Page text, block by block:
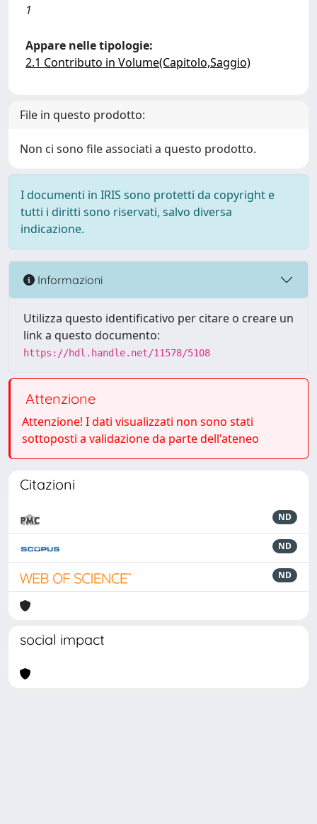
1
Appare nelle tipologie:
2.1 Contributo in Volume(Capitolo,Saggio)
File in questo prodotto:
Non ci sono file associati a questo prodotto.
I documenti in IRIS sono protetti da copyright e
tutti i diritti sono riservati, salvo diversa
indicazione.
Informazioni
Utilizza questo identificativo per citare o creare un
link a questo documento:
https://hdl.handle.net/11578/5108
Attenzione
Attenzione! I dati visualizzati non sono stati
sottoposti a validazione da parte dell'ateneo
Citazioni
ND
ND
ND
social impact